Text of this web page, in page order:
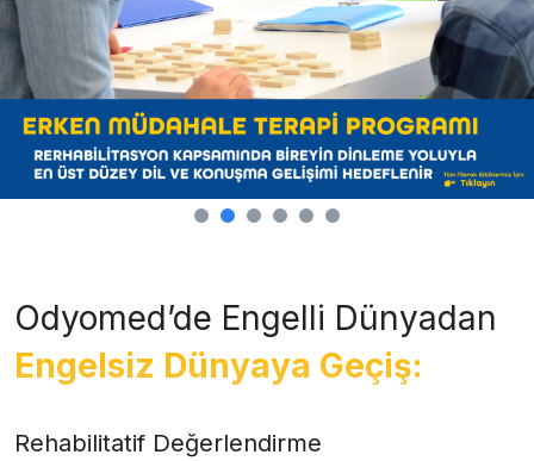
Odyomed’de Engelli Dünyadan
Engelsiz Dünyaya Geçiş:
Rehabilitatif Değerlendirme